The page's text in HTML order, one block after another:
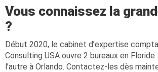
Vous connaissez la
?
Début 2020, le cabinet d’expertise
Consulting USA ouvre 2 bureaux en Floride
l’autre à Orlando. Contactez-les dès